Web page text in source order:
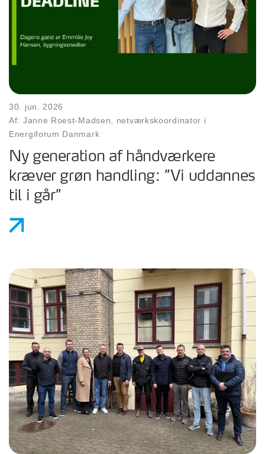
30. jun. 2026
Af: Janne Roest-Madsen, netværkskoordinator i
Energiforum Danmark
Ny generation af håndværkere
kræver grøn handling: ”Vi uddannes
til i går”